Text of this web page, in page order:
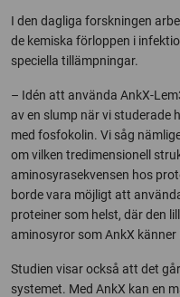
I den dagliga forskningen
de kemiska förloppen i
speciella tillämpningar.
– Idén att använda AnkX-
av en slump när vi studerade
med fosfokolin. Vi såg
om vilken tredimensionell
aminosyrasekvensen hos
borde vara möjligt att
proteiner som helst, där den
aminosyror som AnkX
Studien visar också att det
systemet. Med AnkX kan en